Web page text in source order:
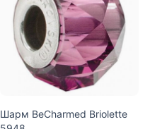
Шарм BeCharmed Briolette